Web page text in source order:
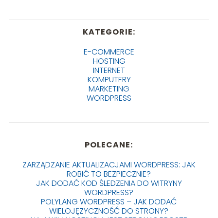
KATEGORIE:
E-COMMERCE
HOSTING
INTERNET
KOMPUTERY
MARKETING
WORDPRESS
POLECANE:
ZARZĄDZANIE AKTUALIZACJAMI WORDPRESS: JAK
ROBIĆ TO BEZPIECZNIE?
JAK DODAĆ KOD ŚLEDZENIA DO WITRYNY
WORDPRESS?
POLYLANG WORDPRESS – JAK DODAĆ
WIELOJĘZYCZNOŚĆ DO STRONY?